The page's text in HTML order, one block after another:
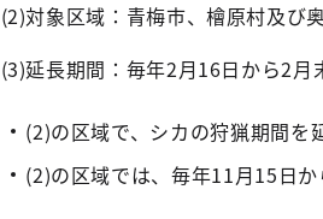
(2)対象区域：青梅市、檜原村及び
(3)延長期間：毎年2月16日から2月
(2)の区域で、シカの狩猟期間を
(2)の区域では、毎年11月15日か